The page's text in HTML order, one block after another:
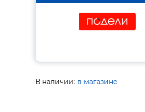
В наличии: в магазине